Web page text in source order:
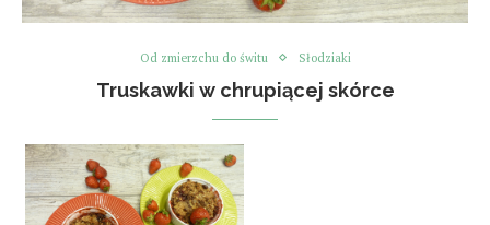
Od zmierzchu do świtu Słodziaki
Truskawki w chrupiącej skórce